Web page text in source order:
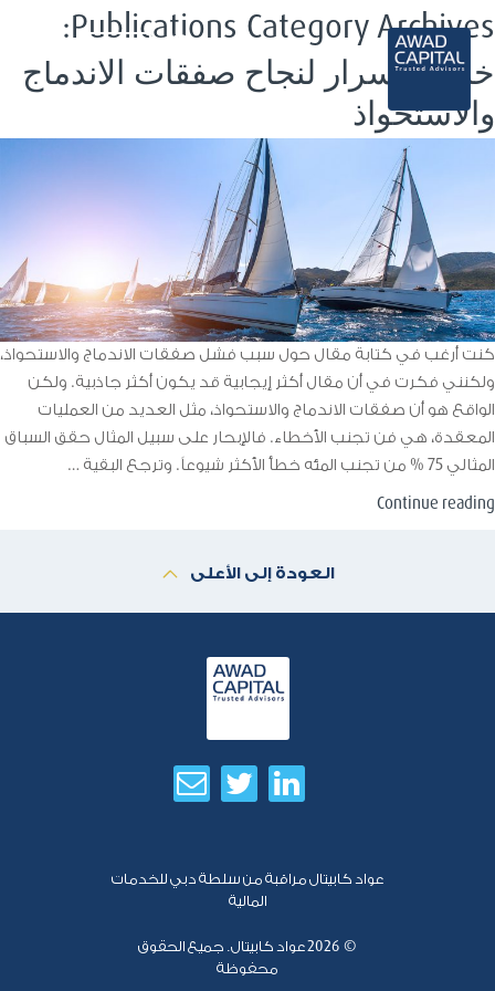
Publications Category Archives:
خمس أسرار لنجاح صفقات الاندماج
والاستحواذ
كنت أرغب في كتابة مقال حول سبب فشل صفقات الاندماج والاستحواذ،
ولكنني فكرت في أن مقال أكثر إيجابية قد يكون أكثر جاذبية. ولكن
الواقع هو أن صفقات الاندماج والاستحواذ، مثل العديد من العمليات
المعقدة، هي فن تجنب الأخطاء. فالإبحار على سبيل المثال حقق السباق
المثالي 75 % من تجنب المئه خطأ الأكثر شيوعاً. وترجع البقية …
Continue reading“خمس
الاندماج
العودة إلى الأعلى
عواد كابيتال مراقبة من سلطة دبي للخدمات
المالية
© 2026
عواد كابيتال. جميع الحقوق
محفوظة